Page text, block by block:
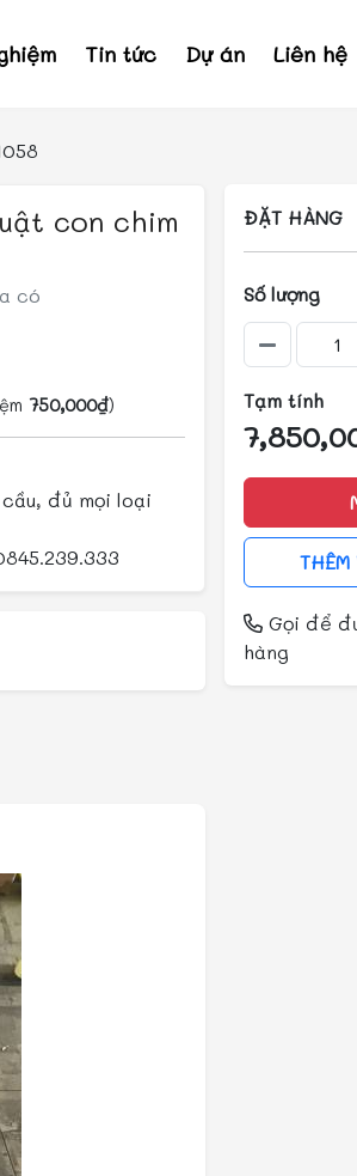
Tin tức Dự án Liên hệ
con chim
có
750,000₫)
đủ mọi loại
ĐẶT HÀNG
Số lượng
Tạm tính
Gọi để
hàng